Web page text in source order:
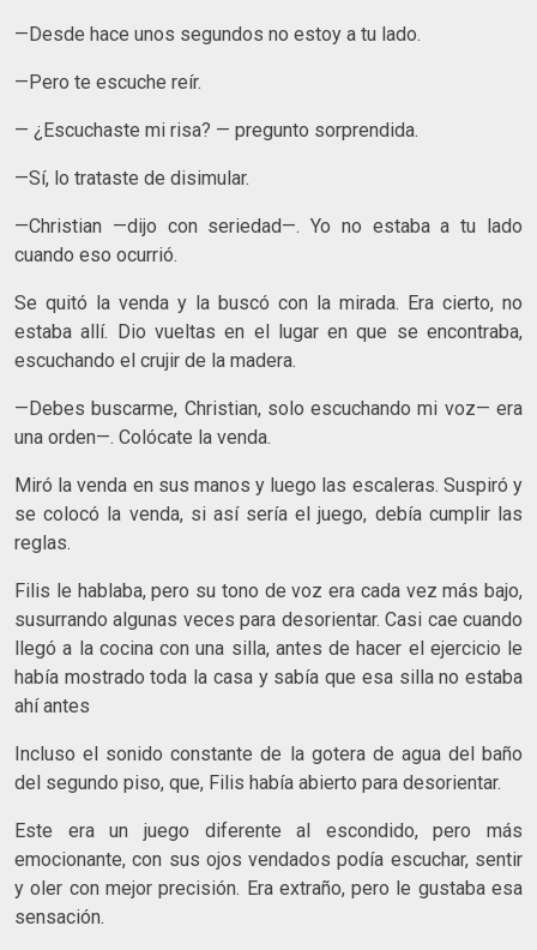
—Desde hace unos segundos no estoy a tu lado.
—Pero te escuche reír.
— ¿Escuchaste mi risa? — pregunto sorprendida.
—Sí, lo trataste de disimular.
—Christian —dijo con seriedad—. Yo no estaba a tu lado
cuando eso ocurrió.
Se quitó la venda y la buscó con la mirada. Era cierto, no
estaba allí. Dio vueltas en el lugar en que se encontraba,
escuchando el crujir de la madera.
—Debes buscarme, Christian, solo escuchando mi voz— era
una orden—. Colócate la venda.
Miró la venda en sus manos y luego las escaleras. Suspiró y
se colocó la venda, si así sería el juego, debía cumplir las
reglas.
Filis le hablaba, pero su tono de voz era cada vez más bajo,
susurrando algunas veces para desorientar. Casi cae cuando
llegó a la cocina con una silla, antes de hacer el ejercicio le
había mostrado toda la casa y sabía que esa silla no estaba
ahí antes
Incluso el sonido constante de la gotera de agua del baño
del segundo piso, que, Filis había abierto para desorientar.
Este era un juego diferente al escondido, pero más
emocionante, con sus ojos vendados podía escuchar, sentir
y oler con mejor precisión. Era extraño, pero le gustaba esa
sensación.